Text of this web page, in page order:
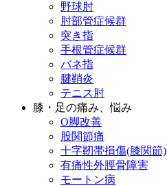
野球肘
肘部管症候群
突き指
手根管症候群
バネ指
腱鞘炎
テニス肘
膝・足の痛み、悩み
O脚改善
股関節痛
十字靭帯損傷(膝関節)
有痛性外脛骨障害
モートン病